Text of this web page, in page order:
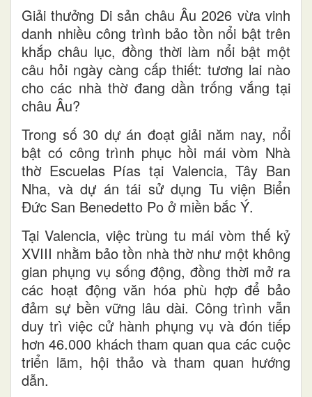
Giải thưởng Di sản châu Âu 2026 vừa vinh
danh nhiều công trình bảo tồn nổi bật trên
khắp châu lục, đồng thời làm nổi bật một
câu hỏi ngày càng cấp thiết: tương lai nào
cho các nhà thờ đang dần trống vắng tại
châu Âu?
Trong số 30 dự án đoạt giải năm nay, nổi
bật có công trình phục hồi mái vòm Nhà
thờ Escuelas Pías tại Valencia, Tây Ban
Nha, và dự án tái sử dụng Tu viện Biển
Đức San Benedetto Po ở miền bắc Ý.
Tại Valencia, việc trùng tu mái vòm thế kỷ
XVIII nhằm bảo tồn nhà thờ như một không
gian phụng vụ sống động, đồng thời mở ra
các hoạt động văn hóa phù hợp để bảo
đảm sự bền vững lâu dài. Công trình vẫn
duy trì việc cử hành phụng vụ và đón tiếp
hơn 46.000 khách tham quan qua các cuộc
triển lãm, hội thảo và tham quan hướng
dẫn.